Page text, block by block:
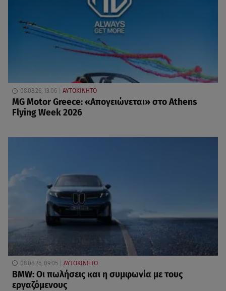
08.08.26, 13:06 ΑΥΤΟΚΙΝΗΤΟ
MG Motor Greece: «Απογειώνεται» στο Athens
Flying Week 2026
08.08.26, 09:05 ΑΥΤΟΚΙΝΗΤΟ
BMW: Οι πωλήσεις και η συμφωνία με τους
εργαζόμενους